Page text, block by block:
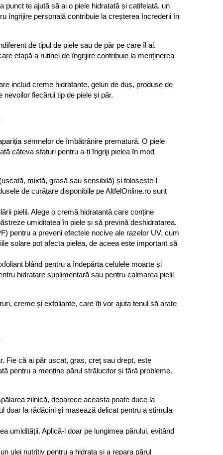
punct te ajută să ai o piele hidratată și catifelată, un
îngrijire personală contribuie la creșterea încrederii în
de tipul de piele sau de păr pe care îl ai.
etapă a rutinei de îngrijire contribuie la menținerea
includ creme hidratante, geluri de duș, produse de
fiecărui tip de piele și păr.
semnelor de îmbătrânire prematură. O piele
câteva sfaturi pentru a-ți îngriji pielea în mod
mixtă, grasă sau sensibilă) și folosește-l
de curățare disponibile pe AltfelOnline.ro sunt
pielii. Alege o cremă hidratantă care conține
umiditatea în piele și să prevină deshidratarea.
pentru a preveni efectele nocive ale razelor UV, cum
solare pot afecta pielea, de aceea este important să
blând pentru a îndepărta celulele moarte și
hidratare suplimentară sau pentru calmarea pielii
creme și exfoliante, care îți vor ajuta tenul să arate
Fie că ai păr uscat, gras, creț sau drept, este
pentru a menține părul strălucitor și fără probleme.
zilnică, deoarece aceasta poate duce la
doar la rădăcini și masează delicat pentru a stimula
umidității. Aplică-l doar pe lungimea părului, evitând
ulei nutritiv pentru a hidrata și a repara părul